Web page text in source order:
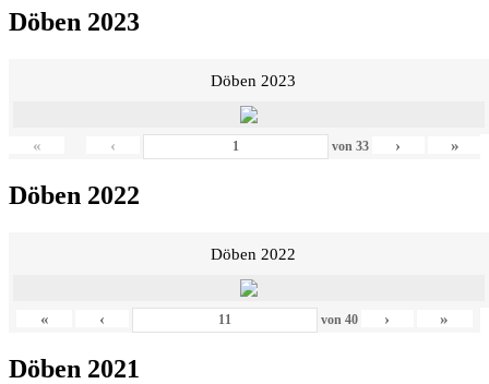
Döben 2023
Döben 2023
« ‹ von 33 › »
Döben 2022
Döben 2022
« ‹ von 40 › »
Döben 2021